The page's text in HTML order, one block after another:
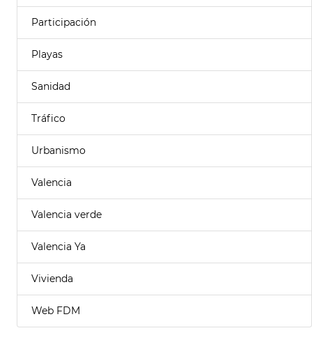
Participación
Playas
Sanidad
Tráfico
Urbanismo
Valencia
Valencia verde
Valencia Ya
Vivienda
Web FDM